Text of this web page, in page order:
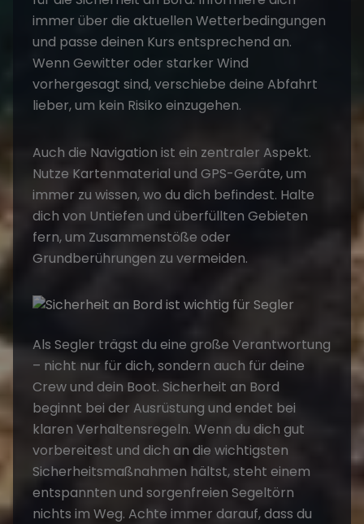
immer über die aktuellen Wetterbedingungen
und passe deinen Kurs entsprechend an.
Wenn Gewitter oder starker Wind
vorhergesagt sind, verschiebe deine Abfahrt
lieber, um kein Risiko einzugehen.
Auch die Navigation ist ein zentraler Aspekt.
Nutze Kartenmaterial und GPS-Geräte, um
immer zu wissen, wo du dich befindest. Halte
dich von Untiefen und überfüllten Gebieten
fern, um Zusammenstöße oder
Grundberührungen zu vermeiden.
Als Segler trägst du eine große Verantwortung
– nicht nur für dich, sondern auch für deine
Crew und dein Boot. Sicherheit an Bord
beginnt bei der Ausrüstung und endet bei
klaren Verhaltensregeln. Wenn du dich gut
vorbereitest und dich an die wichtigsten
Sicherheitsmaßnahmen hältst, steht einem
entspannten und sorgenfreien Segeltörn
nichts im Weg. Achte immer darauf, dass du